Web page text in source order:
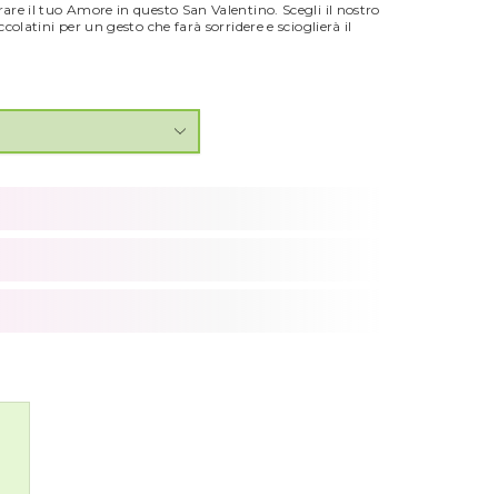
il tuo Amore in questo San Valentino. Scegli il nostro
per un gesto che farà sorridere e scioglierà il